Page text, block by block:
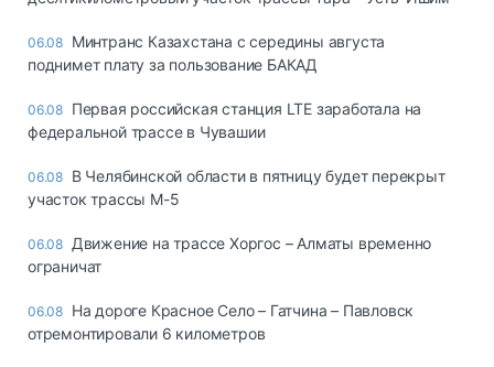
06.08 Минтранс Казахстана с середины августа
поднимет плату за пользование БАКАД
06.08 Первая российская станция LTE заработала на
федеральной трассе в Чувашии
06.08 В Челябинской области в пятницу будет перекрыт
участок трассы М-5
06.08 Движение на трассе Хоргос – Алматы временно
ограничат
06.08 На дороге Красное Село – Гатчина – Павловск
отремонтировали 6 километров